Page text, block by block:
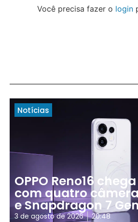
Você precisa fazer o login
Notícias
OPPO Reno16
com quatro
e Snapdragon 7
3 de agosto de 2026 20:48